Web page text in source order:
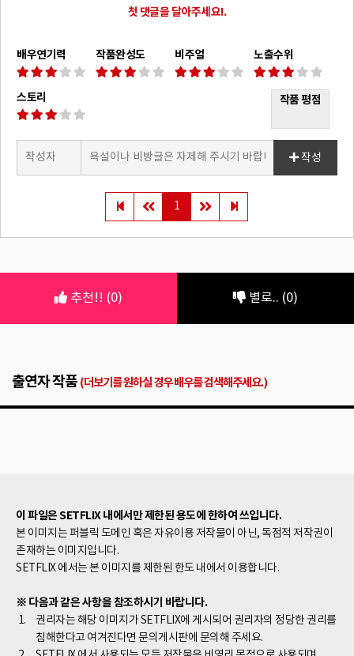
첫 댓글을 달아주세요!.
배우연기력 작품완성도 비주얼 노출수위
스토리 작품 평점
작성
1
추천!! (0) 별로.. (0)
출연자 작품 (더보기를 원하실 경우 배우를 검색해주세요.)
이 파일은 SETFLIX 내에서만 제한된 용도에 한하여 쓰입니다.
본 이미지는 퍼블릭 도메인 혹은 자유이용 저작물이 아닌, 독점적 저작권이
존재하는 이미지입니다.
SETFLIX 에서는 본 이미지를 제한된 한도 내에서 이용합니다.
※ 다음과 같은 사항을 참조하시기 바랍니다.
권리자는 해당 이미지가 SETFLIX에 게시되어 권리자의 정당한 권리를
침해한다고 여겨진다면 문의게시판에 문의해 주세요.